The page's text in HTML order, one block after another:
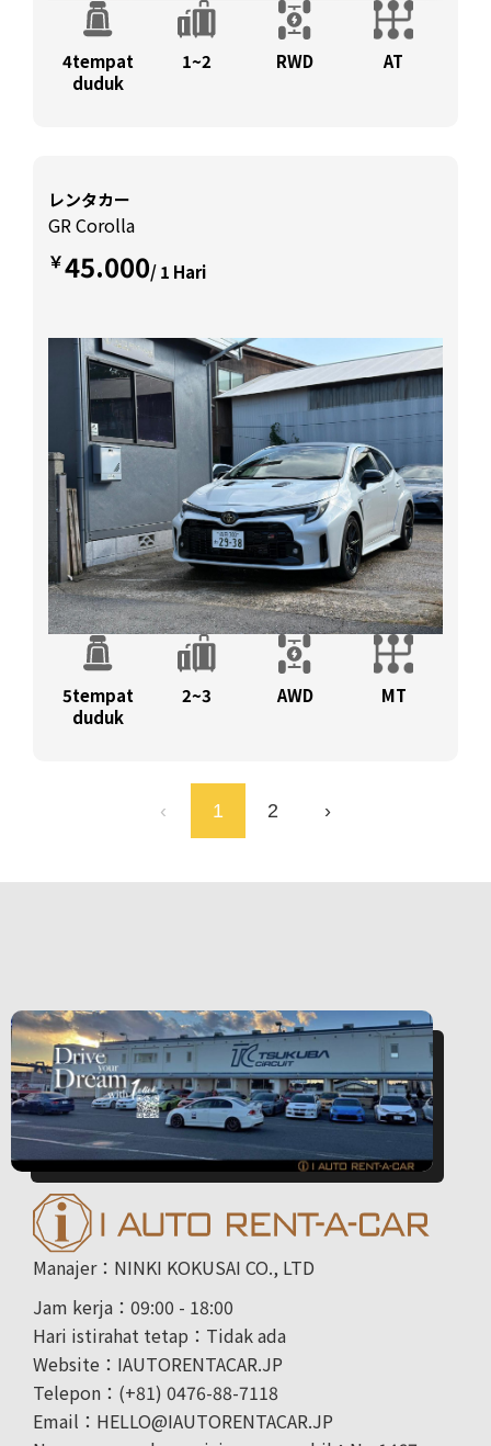
4tempat
duduk
1~2 RWD AT
レンタカー
GR Corolla
￥45.000/ 1 Hari
5tempat
duduk
2~3 AWD MT
‹ 1 2 ›
Manajer：NINKI KOKUSAI CO., LTD
Jam kerja：09:00 - 18:00
Hari istirahat tetap：Tidak ada
Website：IAUTORENTACAR.JP
Telepon：(+81) 0476-88-7118
Email：HELLO@IAUTORENTACAR.JP